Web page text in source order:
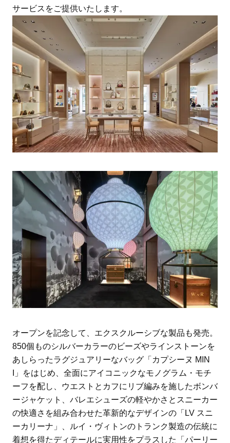
サービスをご提供いたします。
オープンを記念して、エクスクルーシブな製品も発売。
850個ものシルバーカラーのビーズやラインストーンを
あしらったラグジュアリーなバッグ「カプシーヌ MIN
I」をはじめ、全面にアイコニックなモノグラム・モチ
ーフを配し、ウエストとカフにリブ編みを施したボンバ
ージャケット、バレエシューズの軽やかさとスニーカー
の快適さを組み合わせた革新的なデザインの「LV スニ
ーカリーナ」、ルイ・ヴィトンのトランク製造の伝統に
着想を得たディテールに実用性をプラスした「パーリー